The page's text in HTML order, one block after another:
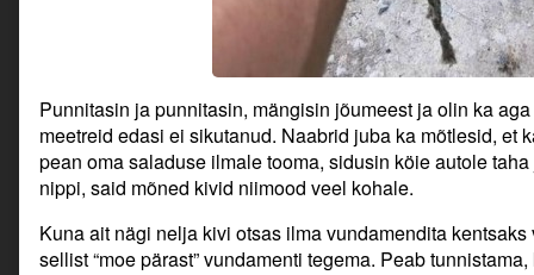
Punnitasin ja punnitasin, mängisin jõumeest ja olin ka
meetreid edasi ei sikutanud. Naabrid juba ka mõtlesid, et
pean oma saladuse ilmale tooma, sidusin köie autole
nippi, said mõned kivid niimood veel kohale.
Kuna ait nägi nelja kivi otsas ilma vundamendita
sellist “moe pärast” vundamenti tegema. Peab